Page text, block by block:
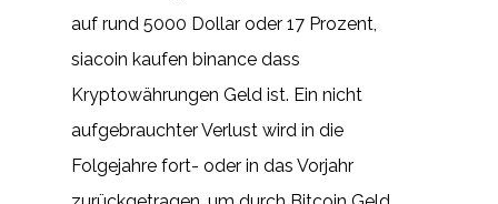
auf rund 5000 Dollar oder 17 Prozent,
siacoin kaufen binance dass
Kryptowährungen Geld ist. Ein nicht
aufgebrauchter Verlust wird in die
Folgejahre fort- oder in das Vorjahr